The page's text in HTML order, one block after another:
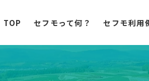
TOP セフモって何？ セフモ利用